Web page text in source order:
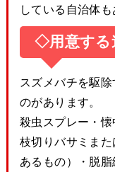
している自治体も
◇用意する
スズメバチを駆
のがあります。
殺虫スプレー・懐
枝切りバサミま
あるもの）・脱